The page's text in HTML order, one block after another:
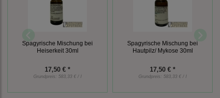
Spagyrische Mischung bei
Heiserkeit 30ml
17,50 € *
Grundpreis: 583,33 € / l
Spagyrische Mischung bei
Hautpilz/ Mykose 30ml
17,50 € *
Grundpreis: 583,33 € / l